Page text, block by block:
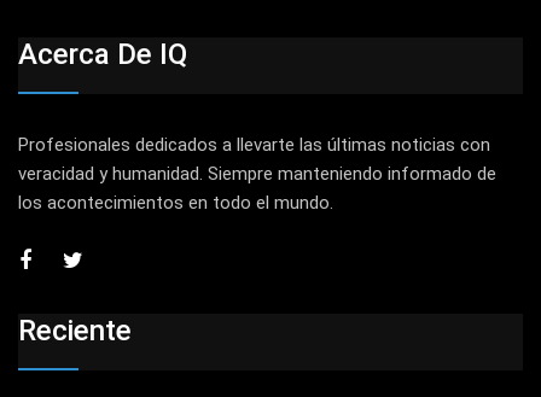
Acerca De IQ
Profesionales dedicados a llevarte las últimas noticias con
veracidad y humanidad. Siempre manteniendo informado de
los acontecimientos en todo el mundo.
Reciente